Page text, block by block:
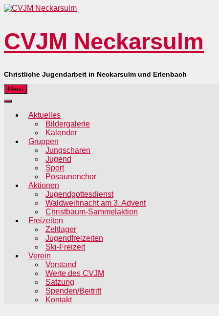
CVJM Neckarsulm
Christliche Jugendarbeit in Neckarsulm und Erlenbach
Menü
Aktuelles
Bildergalerie
Kalender
Gruppen
Jungscharen
Jugend
Sport
Posaunenchor
Aktionen
Jugendgottesdienst
Waldweihnacht am 3. Advent
Christbaum-Sammelaktion
Freizeiten
Zeltlager
Jugendfreizeiten
Ski-Freizeit
Verein
Vorstand
Werte des CVJM
Satzung
Spenden/Beitritt
Kontakt